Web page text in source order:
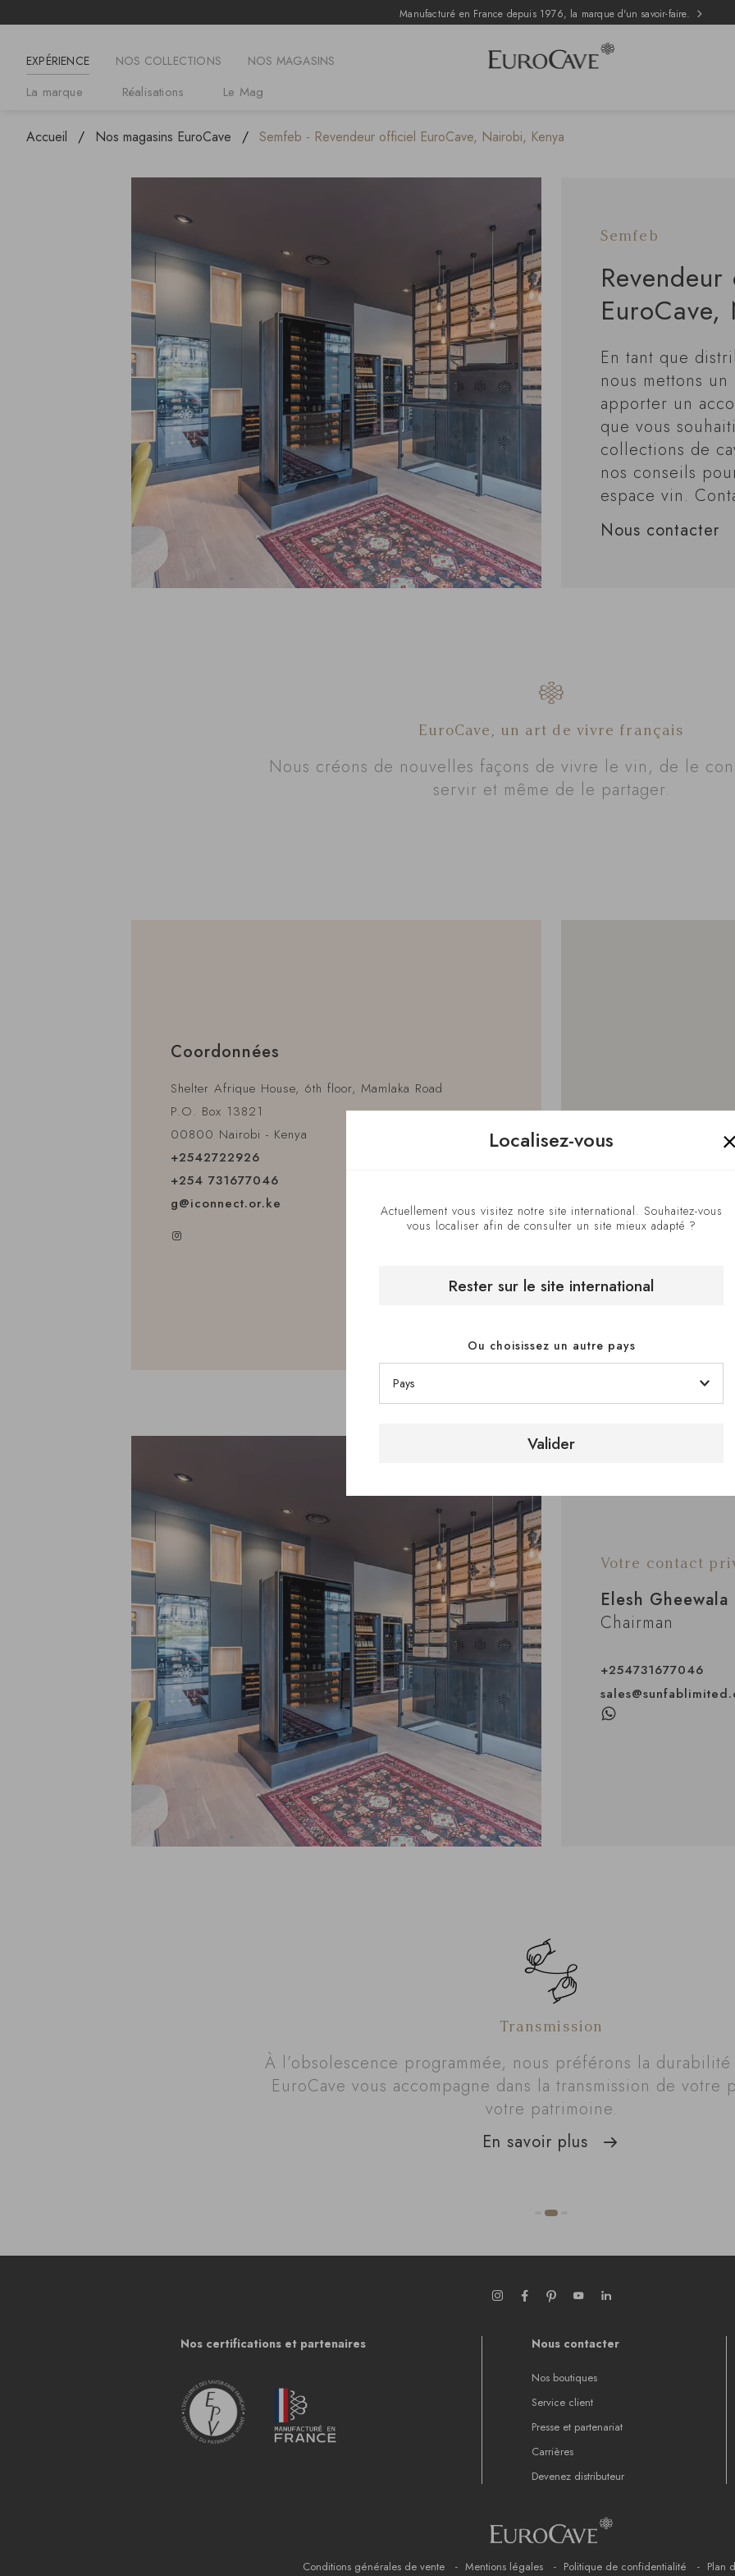
Manufacturé en France depuis 1976, la marque d'un savoir-faire.
EXPÉRIENCE
La marque Réalisations Le Mag
NOS COLLECTIONS NOS MAGASINS
Accueil Nos magasins EuroCave Semfeb - Revendeur officiel EuroCave, Nairobi, Kenya
Semfeb
En tant que
nous mettons
apporter un
que vous
collections de
nos conseils
espace vin.
Nous contacter
EuroCave, un art de vivre français
Nous créons de nouvelles façons de vivre le vin, de le
servir et même de le partager.
Coordonnées
Shelter Afrique House, 6th floor, Mamlaka Road
P.O. Box 13821
00800 Nairobi - Kenya
+2542722926
+254 731677046
g@iconnect.or.ke
Votre contact
Elesh Gheewala
Chairman
+254731677046
Transmission
À l’obsolescence programmée, nous préférons la durabilité
EuroCave vous accompagne dans la transmission de votre
votre patrimoine.
En savoir plus
Nos certifications et partenaires Nous contacter
Nos boutiques
Service client
Presse et partenariat
Carrières
Devenez distributeur
Conditions générales de vente Mentions légales Politique de confidentialité Plan
Localisez-vous
Actuellement vous visitez notre site international. Souhaitez-vous
vous localiser afin de consulter un site mieux adapté ?
Rester sur le site international
Ou choisissez un autre pays
Valider